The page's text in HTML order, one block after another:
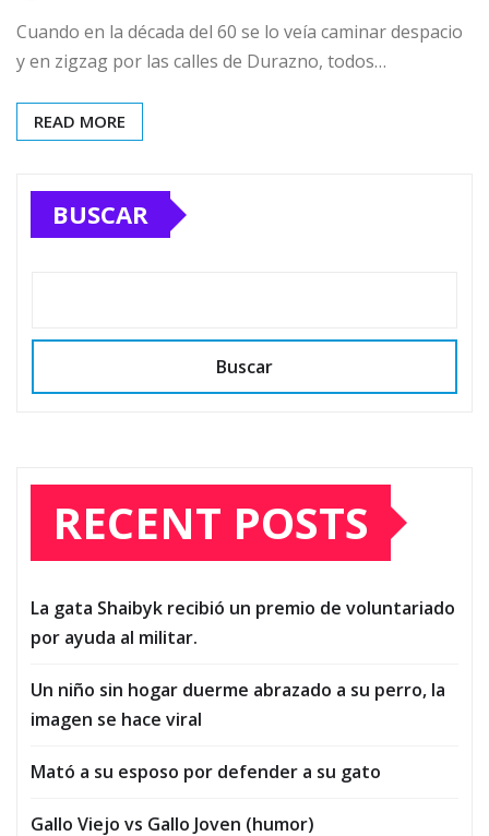
Cuando en la década del 60 se lo veía caminar despacio
y en zigzag por las calles de Durazno, todos…
READ MORE
BUSCAR
Buscar
RECENT POSTS
La gata Shaibyk recibió un premio de voluntariado
por ayuda al militar.
Un niño sin hogar duerme abrazado a su perro, la
imagen se hace viral
Mató a su esposo por defender a su gato
Gallo Viejo vs Gallo Joven (humor)